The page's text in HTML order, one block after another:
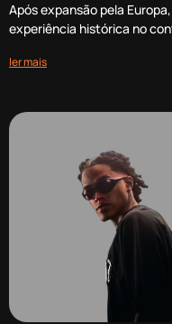
Após expansão pela
experiência histórica no
ler mais